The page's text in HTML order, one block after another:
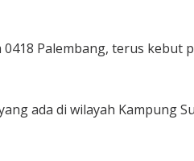
Palembang, terus
ada di wilayah Kampung